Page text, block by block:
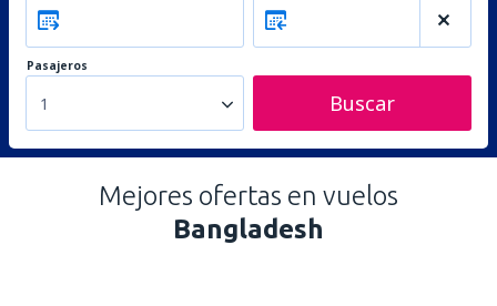
Pasajeros
1 Buscar
Mejores ofertas en vuelos
Bangladesh